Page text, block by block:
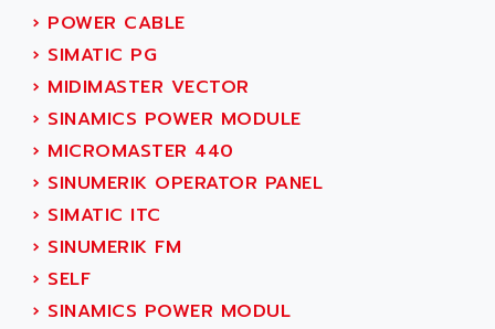
GP2000 SERIE
C50
SMARTDRIVE VF1000
NUMECOR
MINICOR
631
DBS
CQM1H
ESG
TP27
AMSAMOTION
AMTE
AMX
ANAHEIM AUTOMATION
ANALOG
ANALOG DEVICES
ANALOGIC
ANALOX
ANATEL
ANCA
› POWER CABLE
› SIMATIC PG
› MIDIMASTER VECTOR
› SINAMICS POWER MODULE
› MICROMASTER 440
› SINUMERIK OPERATOR PANEL
› SIMATIC ITC
› SINUMERIK FM
› SELF
› SINAMICS POWER MODUL